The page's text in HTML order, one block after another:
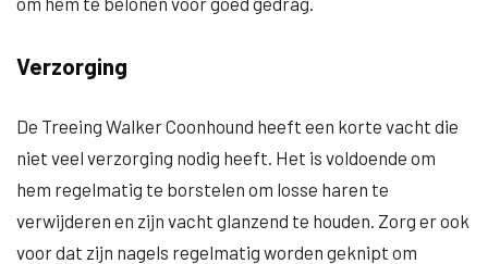
Verzorging
De Treeing Walker Coonhound heeft een korte vacht die
niet veel verzorging nodig heeft. Het is voldoende om
hem regelmatig te borstelen om losse haren te
verwijderen en zijn vacht glanzend te houden. Zorg er ook
voor dat zijn nagels regelmatig worden geknipt om